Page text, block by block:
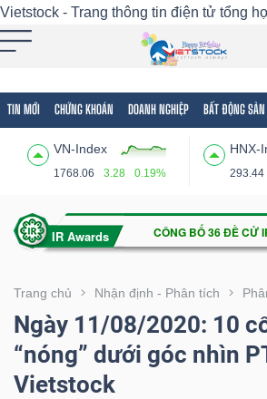
Vietstock - Trang thông tin điện tử tổng
TIN MỚI CHỨNG KHOÁN DOANH NGHIỆP BẤT ĐỘNG SẢN
VN-Index
1768.06 3.28 0.19%
HNX-
293.44
Trang chủ Nhận định - Phân tích
Ngày 11/08/2020: 10
“nóng” dưới góc nhìn
Vietstock
Tất cả Tính năng Ngành Mã
Tính
(-)
VIETSTOCK
CHỨNG
KHOÁN